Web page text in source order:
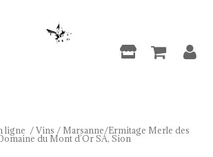
ligne /Vins / Marsanne/Ermitage Merle des
du Mont d’Or SA, Sion